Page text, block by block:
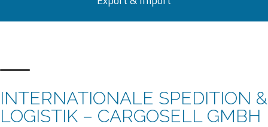
INTERNATIONALE SPEDITION &
LOGISTIK – CARGOSELL GMBH